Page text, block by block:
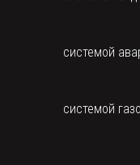
системой
системой